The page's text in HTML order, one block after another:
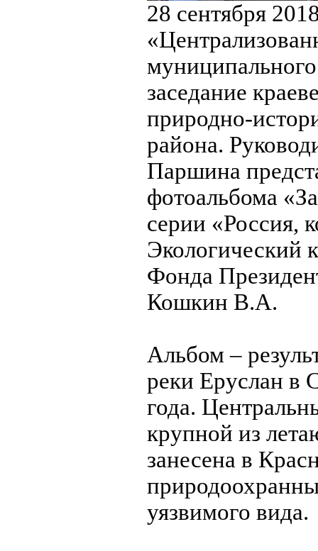
28 сентября
заседание
природно-
района.
Паршина
фотоальбома
серии «Россия,
Экологический
Фонда
Кошкин В.А.
Альбом –
реки Еруслан в
года.
крупной из
занесена в
уязвимого вида.